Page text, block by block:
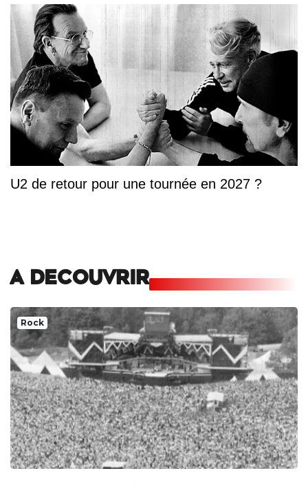
U2 de retour pour une tournée en 2027 ?
A DECOUVRIR
Rock